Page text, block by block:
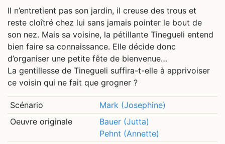
Il n’entretient pas son jardin, il creuse des trous et
reste cloîtré chez lui sans jamais pointer le bout de
son nez. Mais sa voisine, la pétillante Tinegueli entend
bien faire sa connaissance. Elle décide donc
d’organiser une petite fête de bienvenue…
La gentillesse de Tinegueli suffira-t-elle à apprivoiser
ce voisin qui ne fait que grogner ?
Scénario
Mark (Josephine)
Oeuvre originale
Bauer (Jutta)
Pehnt (Annette)